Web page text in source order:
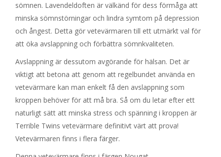
sömnen. Lavendeldoften är välkänd för dess förmåga att
minska sömnstörningar och lindra symtom på depression
och ångest. Detta gör vetevärmaren till ett utmärkt val för
att öka avslappning och förbättra sömnkvaliteten.
Avslappning är dessutom avgörande för hälsan. Det är
viktigt att betona att genom att regelbundet använda en
vetevärmare kan man enkelt få den avslappning som
kroppen behöver för att må bra. Så om du letar efter ett
naturligt sätt att minska stress och spänning i kroppen är
Terrible Twins vetevärmare definitivt värt att prova!
Vetevärmaren finns i flera färger.